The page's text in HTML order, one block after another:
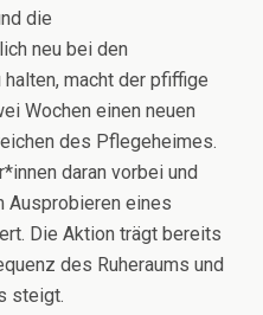
die
neu bei den
macht der pfiffige
Wochen einen neuen
des Pflegeheimes.
daran vorbei und
Ausprobieren eines
Die Aktion trägt bereits
des Ruheraums und
steigt.